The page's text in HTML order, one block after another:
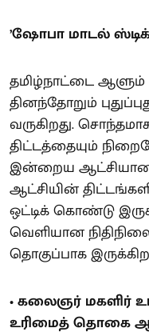
’ஷோபா மாடல்
தமிழ்நாட்டை ஆளும்
தினந்தோறும்
வருகிறது.
திட்டத்தையும்
இன்றைய
ஆட்சியின்
ஒட்டிக் கொண்டு
வெளியான
தொகுப்பாக
• கலைஞர் மகளிர்
உரிமைத் தொகை